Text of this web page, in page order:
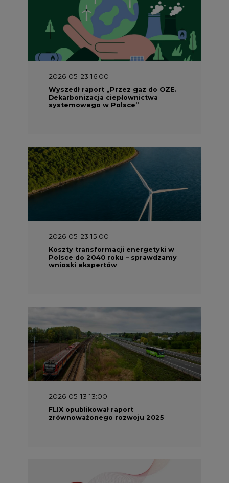
2026-05-23 16:00
Wyszedł raport „Przez gaz do OZE.
Dekarbonizacja ciepłownictwa
systemowego w Polsce”
2026-05-23 15:00
Koszty transformacji energetyki w
Polsce do 2040 roku – sprawdzamy
wnioski ekspertów
2026-05-13 13:00
FLIX opublikował raport
zrównoważonego rozwoju 2025